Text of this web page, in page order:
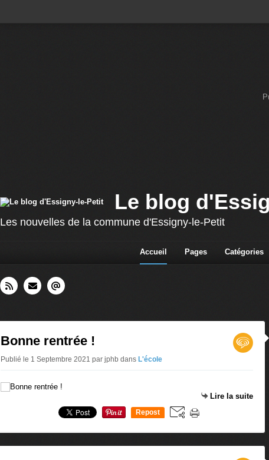
Le blog
Les nouvelles de la commune d'Essigny-le-Petit
Accueil Pages Catégories
Bonne rentrée !
Publié le 1 Septembre 2021 par jphb dans L'école
Lire la suite
Repost